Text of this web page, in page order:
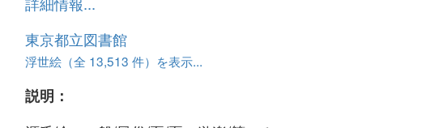
東京都立図書館
浮世絵（全 13,513 件）を表示...
説明：